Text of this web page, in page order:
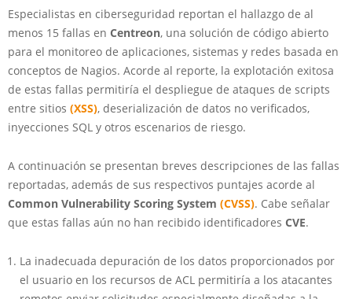
Especialistas en ciberseguridad reportan el hallazgo de al
menos 15 fallas en Centreon, una solución de código abierto
para el monitoreo de aplicaciones, sistemas y redes basada en
conceptos de Nagios. Acorde al reporte, la explotación exitosa
de estas fallas permitiría el despliegue de ataques de scripts
entre sitios (XSS), deserialización de datos no verificados,
inyecciones SQL y otros escenarios de riesgo.
A continuación se presentan breves descripciones de las fallas
reportadas, además de sus respectivos puntajes acorde al
Common Vulnerability Scoring System (CVSS). Cabe señalar
que estas fallas aún no han recibido identificadores CVE.
La inadecuada depuración de los datos proporcionados por
el usuario en los recursos de ACL permitiría a los atacantes